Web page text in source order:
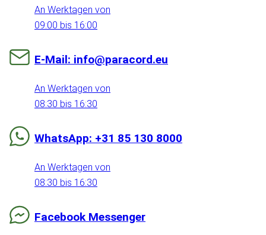
An Werktagen von
09:00 bis 16:00
E-Mail: info@paracord.eu
An Werktagen von
08:30 bis 16:30
WhatsApp: +31 85 130 8000
An Werktagen von
08:30 bis 16:30
Facebook Messenger